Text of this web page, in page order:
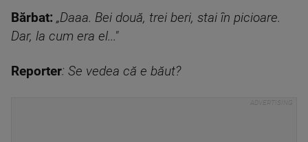
Bărbat: „Daaa. Bei două, trei beri, stai în picioare.
Dar, la cum era el..."
Reporter: Se vedea că e băut?